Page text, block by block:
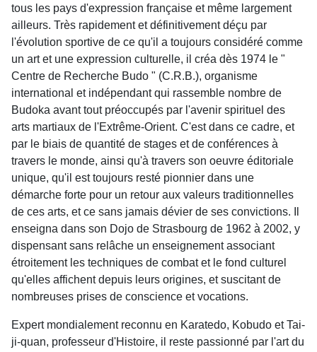
tous les pays d'expression française et même largement
ailleurs. Très rapidement et définitivement déçu par
l'évolution sportive de ce qu'il a toujours considéré comme
un art et une expression culturelle, il créa dès 1974 le "
Centre de Recherche Budo " (C.R.B.), organisme
international et indépendant qui rassemble nombre de
Budoka avant tout préoccupés par l'avenir spirituel des
arts martiaux de l'Extrême-Orient. C'est dans ce cadre, et
par le biais de quantité de stages et de conférences à
travers le monde, ainsi qu'à travers son oeuvre éditoriale
unique, qu'il est toujours resté pionnier dans une
démarche forte pour un retour aux valeurs traditionnelles
de ces arts, et ce sans jamais dévier de ses convictions. Il
enseigna dans son Dojo de Strasbourg de 1962 à 2002, y
dispensant sans relâche un enseignement associant
étroitement les techniques de combat et le fond culturel
qu'elles affichent depuis leurs origines, et suscitant de
nombreuses prises de conscience et vocations.
Expert mondialement reconnu en Karatedo, Kobudo et Tai-
ji-quan, professeur d'Histoire, il reste passionné par l'art du